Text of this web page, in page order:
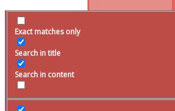
Exact matches only
Search in title
Search in content